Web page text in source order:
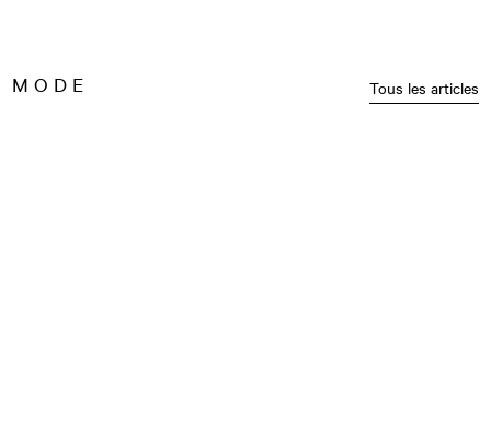
MODE Tous les articles